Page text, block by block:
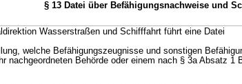
§ 13 Datei über Befähigungsnachweise und
Wasserstraßen und Schifffahrt führt eine Datei
welche Befähigungszeugnisse und sonstigen
nachgeordneten Behörde oder einem nach § 3a Absatz 1